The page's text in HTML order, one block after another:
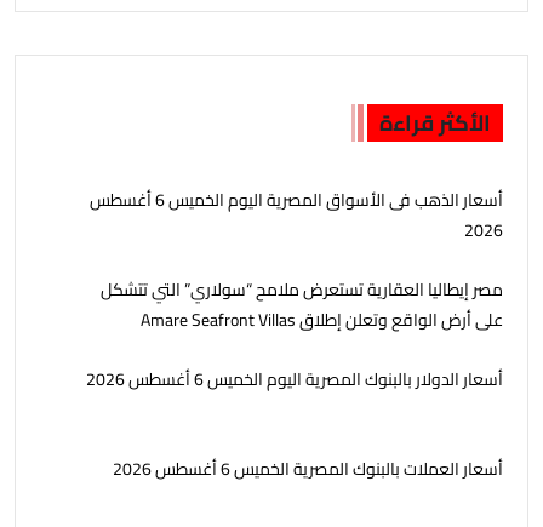
الأكثر قراءة
أسعار الذهب فى الأسواق المصرية اليوم الخميس 6 أغسطس
2026
مصر إيطاليا العقارية تستعرض ملامح “سولاري” التي تتشكل
على أرض الواقع وتعلن إطلاق Amare Seafront Villas
أسعار الدولار بالبنوك المصرية اليوم الخميس 6 أغسطس 2026
أسعار العملات بالبنوك المصرية الخميس 6 أغسطس 2026